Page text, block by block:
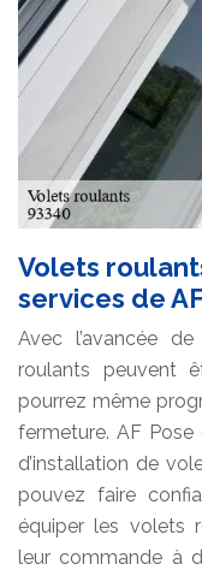
Volets
services de
Avec l’avancée
roulants peuvent
pourrez même
fermeture. AF
d’installation de
pouvez faire
équiper les volets
leur commande à